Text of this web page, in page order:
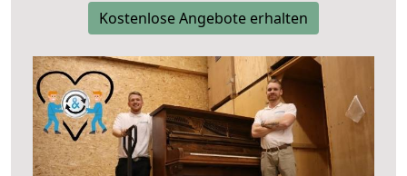
Kostenlose Angebote erhalten